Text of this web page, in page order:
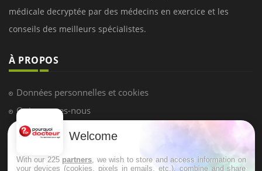
médicale decryptée par des médecins en exercice et les
conseils des meilleurs spécialistes.
À PROPOS
Données personnelles et cookies
Qui sommes-nous
Conditions d'utilisation
Mentions Légales
Welcome
With our 225 partners , we wish to store and access information on
your devices (cookies, pixels in emails, etc.), combine and share